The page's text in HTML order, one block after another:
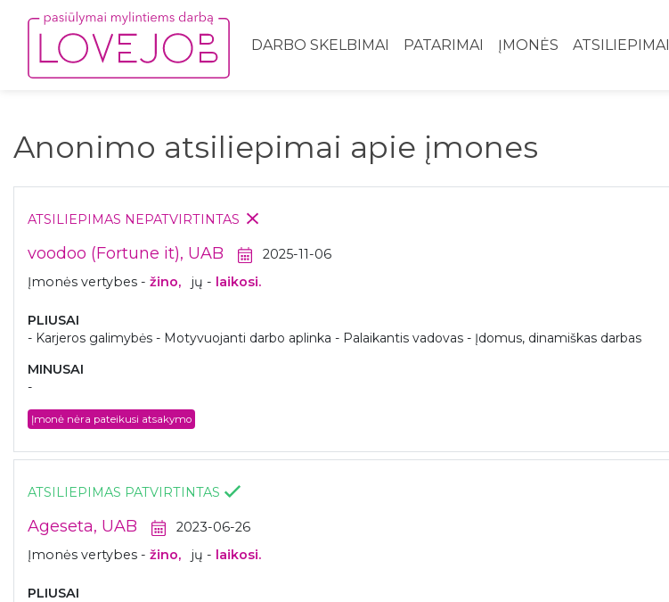
DARBO SKELBIMAI PATARIMAI ĮMONĖS ATSILIEPIMAI
Anonimo atsiliepimai apie įmones
ATSILIEPIMAS NEPATVIRTINTAS
voodoo (Fortune it), UAB
2025-11-06
Įmonės vertybes - žino, jų - laikosi.
PLIUSAI
- Karjeros galimybės - Motyvuojanti darbo aplinka - Palaikantis vadovas - Įdomus, dinamiškas darbas
MINUSAI
-
Įmonė nėra pateikusi atsakymo
ATSILIEPIMAS PATVIRTINTAS
Ageseta, UAB
2023-06-26
Įmonės vertybes - žino, jų - laikosi.
PLIUSAI